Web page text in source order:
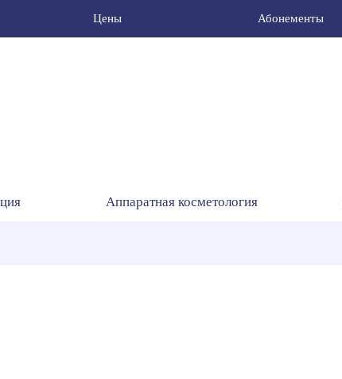
Цены Абонементы
Аппаратная косметология